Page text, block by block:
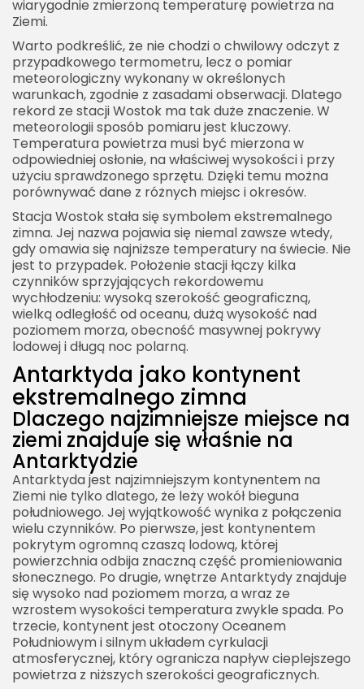
wiarygodnie zmierzoną temperaturę powietrza na
Ziemi.
Warto podkreślić, że nie chodzi o chwilowy odczyt z
przypadkowego termometru, lecz o pomiar
meteorologiczny wykonany w określonych
warunkach, zgodnie z zasadami obserwacji. Dlatego
rekord ze stacji Wostok ma tak duże znaczenie. W
meteorologii sposób pomiaru jest kluczowy.
Temperatura powietrza musi być mierzona w
odpowiedniej osłonie, na właściwej wysokości i przy
użyciu sprawdzonego sprzętu. Dzięki temu można
porównywać dane z różnych miejsc i okresów.
Stacja Wostok stała się symbolem ekstremalnego
zimna. Jej nazwa pojawia się niemal zawsze wtedy,
gdy omawia się najniższe temperatury na świecie. Nie
jest to przypadek. Położenie stacji łączy kilka
czynników sprzyjających rekordowemu
wychłodzeniu: wysoką szerokość geograficzną,
wielką odległość od oceanu, dużą wysokość nad
poziomem morza, obecność masywnej pokrywy
lodowej i długą noc polarną.
Antarktyda jako kontynent
ekstremalnego zimna
Dlaczego najzimniejsze miejsce na
ziemi znajduje się właśnie na
Antarktydzie
Antarktyda jest najzimniejszym kontynentem na
Ziemi nie tylko dlatego, że leży wokół bieguna
południowego. Jej wyjątkowość wynika z połączenia
wielu czynników. Po pierwsze, jest kontynentem
pokrytym ogromną czaszą lodową, której
powierzchnia odbija znaczną część promieniowania
słonecznego. Po drugie, wnętrze Antarktydy znajduje
się wysoko nad poziomem morza, a wraz ze
wzrostem wysokości temperatura zwykle spada. Po
trzecie, kontynent jest otoczony Oceanem
Południowym i silnym układem cyrkulacji
atmosferycznej, który ogranicza napływ cieplejszego
powietrza z niższych szerokości geograficznych.
Najważniejsze fakty o najzimniejszym miejscu na
ziemi
Znaczenie najzimniejszego miejsca na ziemi dla
nauki i przyszłości
Najzimniejsze miejsce na ziemi jako granica
naturalnych możliwości planety